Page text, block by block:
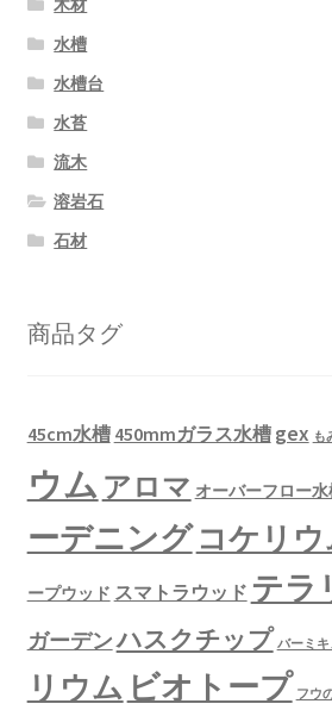
木材
水槽
水槽台
水苔
流木
溶岩石
石材
商品タグ
45cm水槽 450mmガラス水槽 gex も
ウム アロマ オーバーフロー水
ーデニング コケリ
ープウッド スマトラウッド テラ
ガーデンハスクチップ バーミキ
リウム ビオトープ フウ